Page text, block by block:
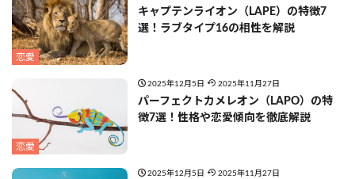
恋愛
キャプテンライオン（LAPE）の特徴7
選！ラブタイプ16の相性を解説
恋愛
2025年12月5日 2025年11月27日
パーフェクトカメレオン（LAPO）の特
徴7選！性格や恋愛傾向を徹底解説
2025年12月5日 2025年11月27日